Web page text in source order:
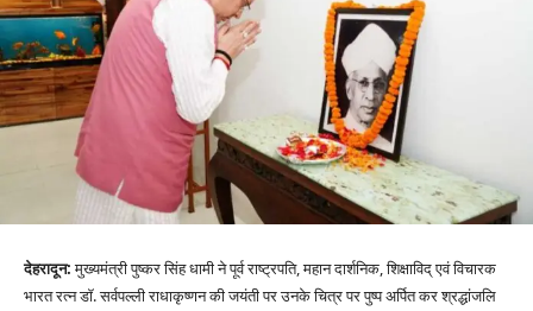
देहरादून:मुख्यमंत्री पुष्कर सिंह धामी ने पूर्व राष्ट्रपति, महान दार्शनिक, शिक्षाविद् एवं विचारक
भारत रत्न डॉ. सर्वपल्ली राधाकृष्णन की जयंती पर उनके चित्र पर पुष्प अर्पित कर श्रद्धांजलि